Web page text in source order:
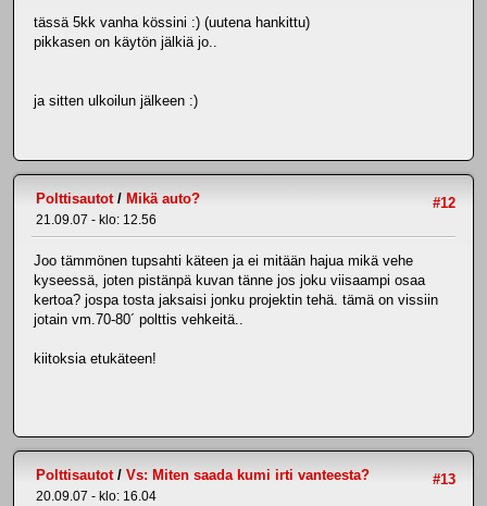
tässä 5kk vanha kössini :) (uutena hankittu)
pikkasen on käytön jälkiä jo..
ja sitten ulkoilun jälkeen :)
#12
Polttisautot/ Mikä auto?
21.09.07 - klo: 12.56
Joo tämmönen tupsahti käteen ja ei mitään hajua mikä vehe
kyseessä, joten pistänpä kuvan tänne jos joku viisaampi osaa
kertoa? jospa tosta jaksaisi jonku projektin tehä. tämä on vissiin
jotain vm.70-80´ polttis vehkeitä..
kiitoksia etukäteen!
#13
Polttisautot/ Vs: Miten saada kumi irti vanteesta?
20.09.07 - klo: 16.04